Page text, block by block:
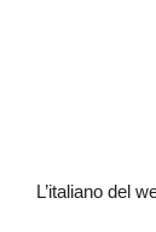
L’italiano del